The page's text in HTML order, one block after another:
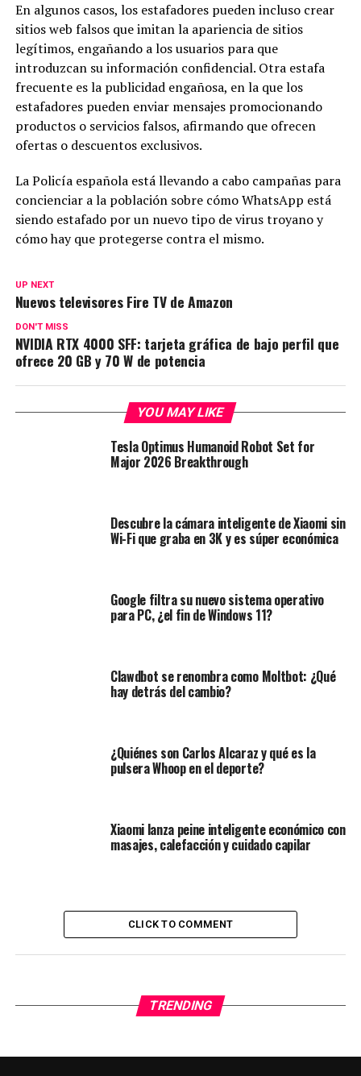
En algunos casos, los estafadores pueden incluso crear
sitios web falsos que imitan la apariencia de sitios
legítimos, engañando a los usuarios para que
introduzcan su información confidencial. Otra estafa
frecuente es la publicidad engañosa, en la que los
estafadores pueden enviar mensajes promocionando
productos o servicios falsos, afirmando que ofrecen
ofertas o descuentos exclusivos.
La Policía española está llevando a cabo campañas para
concienciar a la población sobre cómo WhatsApp está
siendo estafado por un nuevo tipo de virus troyano y
cómo hay que protegerse contra el mismo.
UP NEXT
Nuevos televisores Fire TV de Amazon
DON'T MISS
NVIDIA RTX 4000 SFF: tarjeta gráfica de bajo perfil que
ofrece 20 GB y 70 W de potencia
YOU MAY LIKE
Tesla Optimus Humanoid Robot Set for
Major 2026 Breakthrough
Descubre la cámara inteligente de Xiaomi sin
Wi-Fi que graba en 3K y es súper económica
Google filtra su nuevo sistema operativo
para PC, ¿el fin de Windows 11?
Clawdbot se renombra como Moltbot: ¿Qué
hay detrás del cambio?
¿Quiénes son Carlos Alcaraz y qué es la
pulsera Whoop en el deporte?
Xiaomi lanza peine inteligente económico con
masajes, calefacción y cuidado capilar
CLICK TO COMMENT
TRENDING